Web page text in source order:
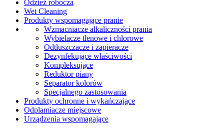
Odzież robocza
Wet Cleaning
Produkty wspomagające pranie
Wzmacniacze alkaliczności prania
Wybielacze tlenowe i chlorowe
Odtłuszczacze i zapieracze
Dezynfekujące właściwości
Kompleksujące
Reduktor piany
Separator kolorów
Specjalnego zastosowania
Produkty ochronne i wykańczające
Odplamiacze miejscowe
Urządzenia wspomagające